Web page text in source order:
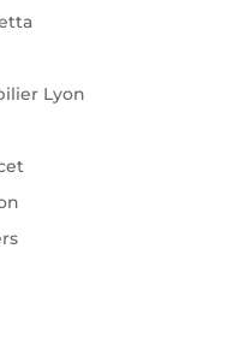
Lyon